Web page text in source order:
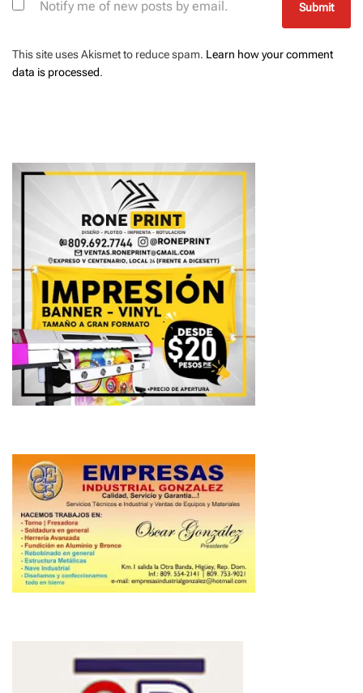
Notify me of new posts by email.
This site uses Akismet to reduce spam. Learn how your comment
data is processed.